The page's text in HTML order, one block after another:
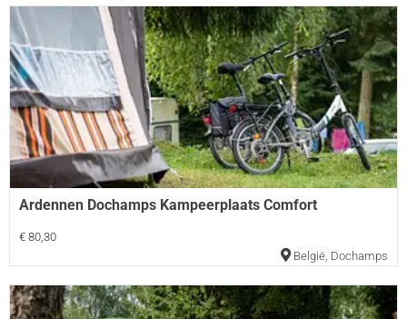
Ardennen Dochamps Kampeerplaats Comfort
€ 80,30
België, Dochamps